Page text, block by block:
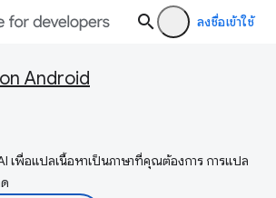
ลงชื่อเข้าใช้
Android
เพื่อแปลเนื้อหาเป็นภาษาที่คุณต้องการ การแปล